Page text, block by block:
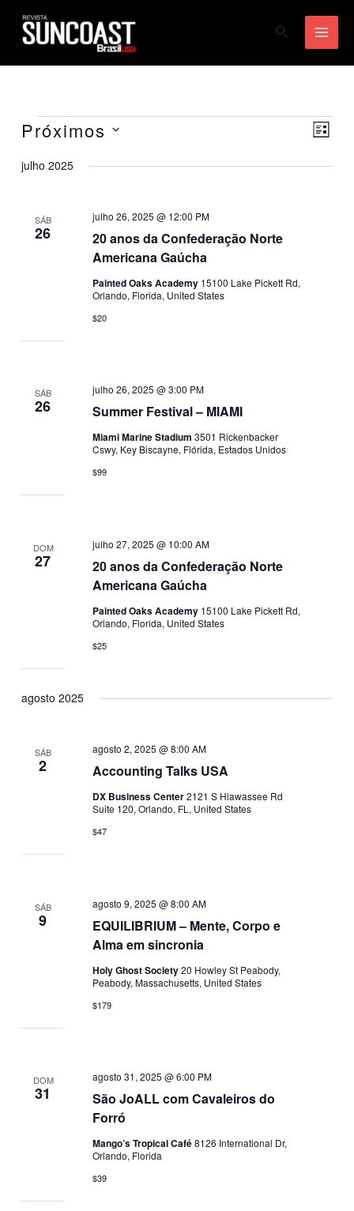
Pesquisar
Eventos
LISTA
Próximos
a
julho 2025
SÁB
26
20 anos da Confederação Norte
Americana Gaúcha
julho 26, 2025 @ 12:00 PM
Painted Oaks Academy 15100 Lake Pickett Rd,
Orlando, Florida, United States
$20
SÁB
26 Summer Festival – MIAMI
julho 26, 2025 @ 3:00 PM
Miami Marine Stadium 3501 Rickenbacker
Cswy, Key Biscayne, Flórida, Estados Unidos
$99
DOM
27
20 anos da Confederação Norte
Americana Gaúcha
julho 27, 2025 @ 10:00 AM
Painted Oaks Academy 15100 Lake Pickett Rd,
Orlando, Florida, United States
$25
agosto 2025
SÁB
2 Accounting Talks USA
agosto 2, 2025 @ 8:00 AM
DX Business Center2121 S Hiawassee Rd
Suite 120, Orlando, FL, United States
$47
SÁB
9
EQUILIBRIUM – Mente, Corpo e
Alma em sincronia
agosto 9, 2025 @ 8:00 AM
Holy Ghost Society20 Howley St Peabody,
Peabody, Massachusetts, United States
$179
DOM
31
São JoALL com Cavaleiros do
Forró
agosto 31, 2025 @ 6:00 PM
Mango’s Tropical Café8126 International Dr,
Orlando, Florida
$39